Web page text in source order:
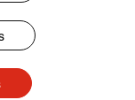
de datos